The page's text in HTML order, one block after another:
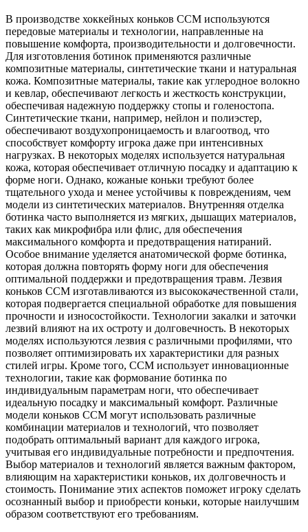
В производстве хоккейных коньков CCM используются
передовые материалы и технологии, направленные на
повышение комфорта, производительности и долговечности.
Для изготовления ботинок применяются различные
композитные материалы, синтетические ткани и натуральная
кожа. Композитные материалы, такие как углеродное волокно
и кевлар, обеспечивают легкость и жесткость конструкции,
обеспечивая надежную поддержку стопы и голеностопа.
Синтетические ткани, например, нейлон и полиэстер,
обеспечивают воздухопроницаемость и влагоотвод, что
способствует комфорту игрока даже при интенсивных
нагрузках. В некоторых моделях используется натуральная
кожа, которая обеспечивает отличную посадку и адаптацию к
форме ноги. Однако, кожаные коньки требуют более
тщательного ухода и менее устойчивы к повреждениям, чем
модели из синтетических материалов. Внутренняя отделка
ботинка часто выполняется из мягких, дышащих материалов,
таких как микрофибра или флис, для обеспечения
максимального комфорта и предотвращения натираний.
Особое внимание уделяется анатомической форме ботинка,
которая должна повторять форму ноги для обеспечения
оптимальной поддержки и предотвращения травм. Лезвия
коньков CCM изготавливаются из высококачественной стали,
которая подвергается специальной обработке для повышения
прочности и износостойкости. Технологии закалки и заточки
лезвий влияют на их остроту и долговечность. В некоторых
моделях используются лезвия с различными профилями, что
позволяет оптимизировать их характеристики для разных
стилей игры. Кроме того, CCM использует инновационные
технологии, такие как формование ботинка по
индивидуальным параметрам ноги, что обеспечивает
идеальную посадку и максимальный комфорт. Различные
модели коньков CCM могут использовать различные
комбинации материалов и технологий, что позволяет
подобрать оптимальный вариант для каждого игрока,
учитывая его индивидуальные потребности и предпочтения.
Выбор материалов и технологий является важным фактором,
влияющим на характеристики коньков, их долговечность и
стоимость. Понимание этих аспектов поможет игроку сделать
осознанный выбор и приобрести коньки, которые наилучшим
образом соответствуют его требованиям.